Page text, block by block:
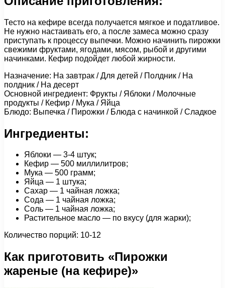
Тесто на кефире всегда получается мягкое и податливое.
Не нужно настаивать его, а после замеса можно сразу
приступать к процессу выпечки. Можно начинить пирожки
свежими фруктами, ягодами, мясом, рыбой и другими
начинками. Кефир подойдет любой жирности.
Назначение: На завтрак / Для детей / Полдник / На
полдник / На десерт
Основной ингредиент: Фрукты / Яблоки / Молочные
продукты / Кефир / Мука / Яйца
Блюдо: Выпечка / Пирожки / Блюда с начинкой / Сладкое
Ингредиенты:
Яблоки — 3-4 штук;
Кефир — 500 миллилитров;
Мука — 500 грамм;
Яйца — 1 штука;
Сахар — 1 чайная ложка;
Сода — 1 чайная ложка;
Соль — 1 чайная ложка;
Растительное масло — по вкусу (для жарки);
Количество порций: 10-12
Как приготовить «Пирожки
жареные (на кефире)»